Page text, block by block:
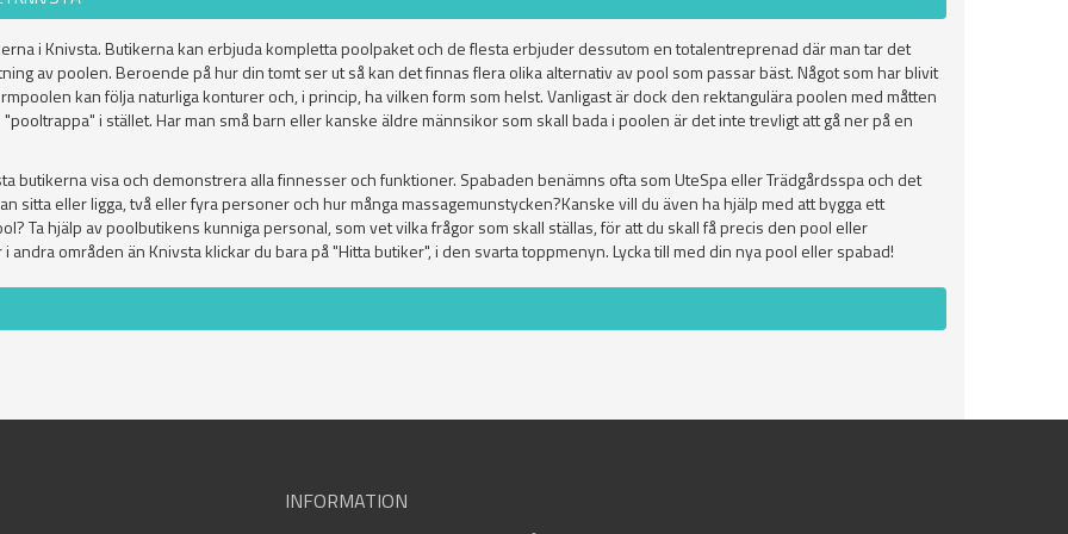
i Knivsta. Butikerna kan erbjuda kompletta poolpaket och de flesta erbjuder dessutom en totalentreprenad där man tar det
av poolen. Beroende på hur din tomt ser ut så kan det finnas flera olika alternativ av pool som passar bäst. Något som har blivit
kan följa naturliga konturer och, i princip, ha vilken form som helst. Vanligast är dock den rektangulära poolen med måtten
i stället. Har man små barn eller kanske äldre männsikor som skall bada i poolen är det inte trevligt att gå ner på en
butikerna visa och demonstrera alla finnesser och funktioner. Spabaden benämns ofta som UteSpa eller Trädgårdsspa och det
sitta eller ligga, två eller fyra personer och hur många massagemunstycken?Kanske vill du även ha hjälp med att bygga ett
Ta hjälp av poolbutikens kunniga personal, som vet vilka frågor som skall ställas, för att du skall få precis den pool eller
områden än Knivsta klickar du bara på "Hitta butiker", i den svarta toppmenyn. Lycka till med din nya pool eller spabad!
INFORMATION